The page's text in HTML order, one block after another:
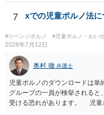
らご相談になることをお勧めい
7 xでの児童ポルノ法に
#リベンジポルノ #児童ポルノ・わい
2026年7月12日
奥村 徹 弁護士
児童ポルノのダウンロードは単
グループの一員が検挙されると
受ける恐れがあります。 児童